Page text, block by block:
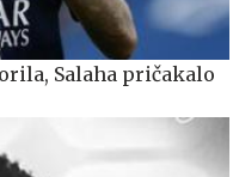
Salaha pričakalo